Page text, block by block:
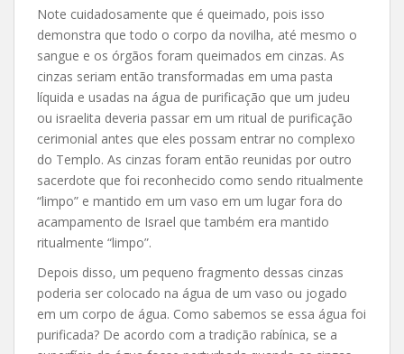
Note cuidadosamente que é queimado, pois isso
demonstra que todo o corpo da novilha, até mesmo o
sangue e os órgãos foram queimados em cinzas. As
cinzas seriam então transformadas em uma pasta
líquida e usadas na água de purificação que um judeu
ou israelita deveria passar em um ritual de purificação
cerimonial antes que eles possam entrar no complexo
do Templo. As cinzas foram então reunidas por outro
sacerdote que foi reconhecido como sendo ritualmente
“limpo” e mantido em um vaso em um lugar fora do
acampamento de Israel que também era mantido
ritualmente “limpo”.
Depois disso, um pequeno fragmento dessas cinzas
poderia ser colocado na água de um vaso ou jogado
em um corpo de água. Como sabemos se essa água foi
purificada? De acordo com a tradição rabínica, se a